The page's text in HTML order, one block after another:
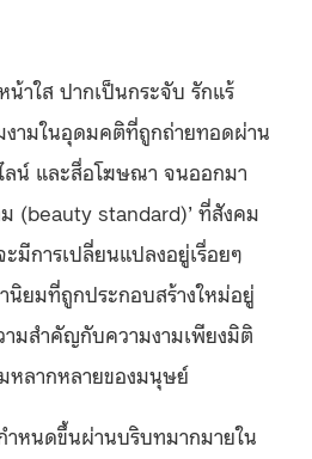
น้าใส ปากเป็นกระจับ รักแร้
งามในอุดมคติที่ถูกถ่ายทอดผ่าน
น์ และสื่อโฆษณา จนออกมา
ม (beauty standard)’ ที่สังคม
มีการเปลี่ยนแปลงอยู่เรื่อยๆ
ยมที่ถูกประกอบสร้างใหม่อยู่
ามสำคัญกับความงามเพียงมิติ
หลากหลายของมนุษย์
ำหนดขึ้นผ่านบริบทมากมายใน